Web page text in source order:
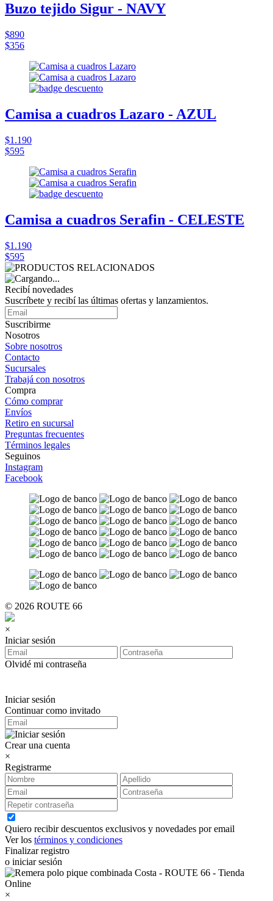
Buzo tejido Sigur - NAVY
$890
$356
Camisa a cuadros Lazaro - AZUL
$1.190
$595
Camisa a cuadros Serafin - CELESTE
$1.190
$595
Recibí novedades
Suscríbete y recibí las últimas ofertas y lanzamientos.
Suscribirme
Nosotros
Sobre nosotros
Contacto
Sucursales
Trabajá con nosotros
Compra
Cómo comprar
Envíos
Retiro en sucursal
Preguntas frecuentes
Términos legales
Seguinos
Instagram
Facebook
© 2026 ROUTE 66
×
Iniciar sesión
Olvidé mi contraseña
Iniciar sesión
Continuar como invitado
Crear una cuenta
×
Registrarme
Quiero recibir descuentos exclusivos y novedades por email
Ver los términos y condiciones
Finalizar registro
o iniciar sesión
×